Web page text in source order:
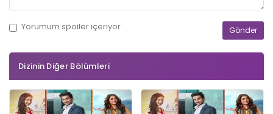
Yorumum spoileriçeriyor
Dizinin Diğer Bölümleri